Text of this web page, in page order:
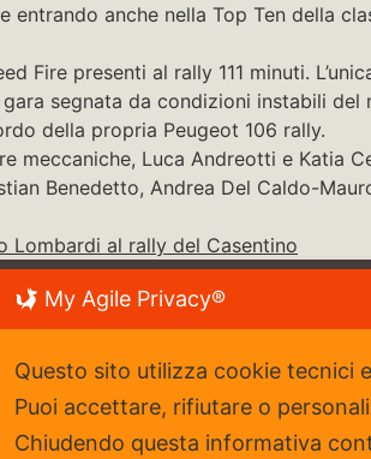
entrando anche nella Top Ten della
Fire presenti al rally 111 minuti.
segnata da condizioni instabili
della propria Peugeot 106 rally.
meccaniche, Luca Andreotti e Katia
Benedetto, Andrea Del Caldo-
Lombardi al rally del Casentino
My Agile Privacy®
Questo sito utilizza cookie tecnici
Puoi accettare, rifiutare o
Chiudendo questa informativa